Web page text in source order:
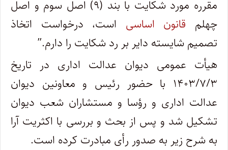
مقرره مورد شکایت با بند (۹) اصل سوم و اصل
چهلم قانون اساسی است، درخواست اتخاذ
تصمیم شایسته دایر بر رد شکایت را دارم.”
هیأت عمومی دیوان عدالت اداری در تاریخ
۱۴۰۳/۷/۳ با حضور رئیس و معاونین دیوان
عدالت اداری و رؤسا و مستشاران شعب دیوان
تشکیل شد و پس از بحث و بررسی با اکثریت آرا
به شرح زیر به صدور رأی مبادرت کرده است.